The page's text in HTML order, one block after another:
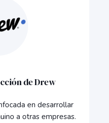
de Drew
en desarrollar
a otras empresas.